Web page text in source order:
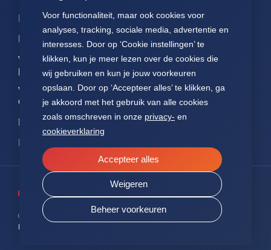
Voor functionaliteit, maar ook cookies voor
analyses, tracking, sociale media, advertentie en
interesses. Door op ‘Cookie instellingen’ te
klikken, kun je meer lezen over de cookies die
wij gebruiken en kun je jouw voorkeuren
opslaan. Door op ‘Accepteer alles’ te klikken, ga
je akkoord met het gebruik van alle cookies
zoals omschreven in onze privacy- en
cookieverklaring
Beheer voorkeuren
Weigeren
Accepteer alles
Impact
Data
Voor
pathologen
Voor
onderzoekers
NEN7510
ISO27001
Contact
Over ons
FAQ
Nieuws
Presentaties
Voor patiënten
Jaarverslagen
© 2026 PALGA.